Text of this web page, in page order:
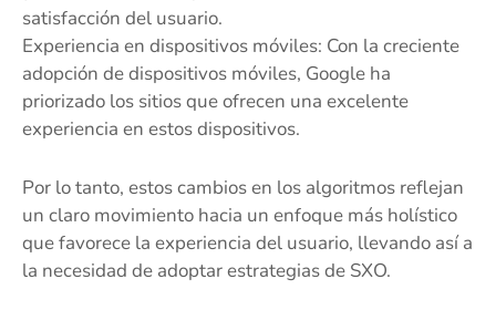
satisfacción del usuario.
Experiencia en dispositivos móviles: Con la creciente
adopción de dispositivos móviles, Google ha
priorizado los sitios que ofrecen una excelente
experiencia en estos dispositivos.
Por lo tanto, estos cambios en los algoritmos reflejan
un claro movimiento hacia un enfoque más holístico
que favorece la experiencia del usuario, llevando así a
la necesidad de adoptar estrategias de SXO.